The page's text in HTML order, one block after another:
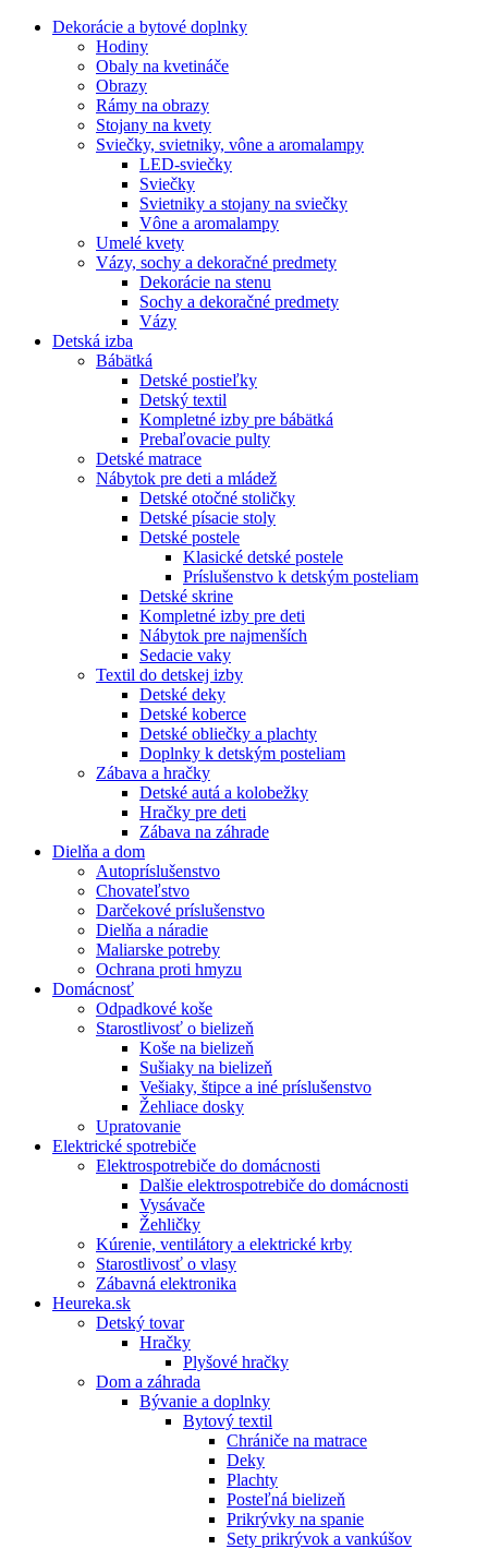
Dekorácie a bytové doplnky
Hodiny
Obaly na kvetináče
Obrazy
Rámy na obrazy
Stojany na kvety
Sviečky, svietniky, vône a aromalampy
LED-sviečky
Sviečky
Svietniky a stojany na sviečky
Vône a aromalampy
Umelé kvety
Vázy, sochy a dekoračné predmety
Dekorácie na stenu
Sochy a dekoračné predmety
Vázy
Detská izba
Bábätká
Detské postieľky
Detský textil
Kompletné izby pre bábätká
Prebaľovacie pulty
Detské matrace
Nábytok pre deti a mládež
Detské otočné stoličky
Detské písacie stoly
Detské postele
Klasické detské postele
Príslušenstvo k detským posteliam
Detské skrine
Kompletné izby pre deti
Nábytok pre najmenších
Sedacie vaky
Textil do detskej izby
Detské deky
Detské koberce
Detské obliečky a plachty
Doplnky k detským posteliam
Zábava a hračky
Detské autá a kolobežky
Hračky pre deti
Zábava na záhrade
Dielňa a dom
Autopríslušenstvo
Chovateľstvo
Darčekové príslušenstvo
Dielňa a náradie
Maliarske potreby
Ochrana proti hmyzu
Domácnosť
Odpadkové koše
Starostlivosť o bielizeň
Koše na bielizeň
Sušiaky na bielizeň
Vešiaky, štipce a iné príslušenstvo
Žehliace dosky
Upratovanie
Elektrické spotrebiče
Elektrospotrebiče do domácnosti
Dalšie elektrospotrebiče do domácnosti
Vysávače
Žehličky
Kúrenie, ventilátory a elektrické krby
Starostlivosť o vlasy
Zábavná elektronika
Heureka.sk
Detský tovar
Hračky
Plyšové hračky
Dom a záhrada
Bývanie a doplnky
Bytový textil
Chrániče na matrace
Deky
Plachty
Posteľná bielizeň
Prikrývky na spanie
Sety prikrývok a vankúšov